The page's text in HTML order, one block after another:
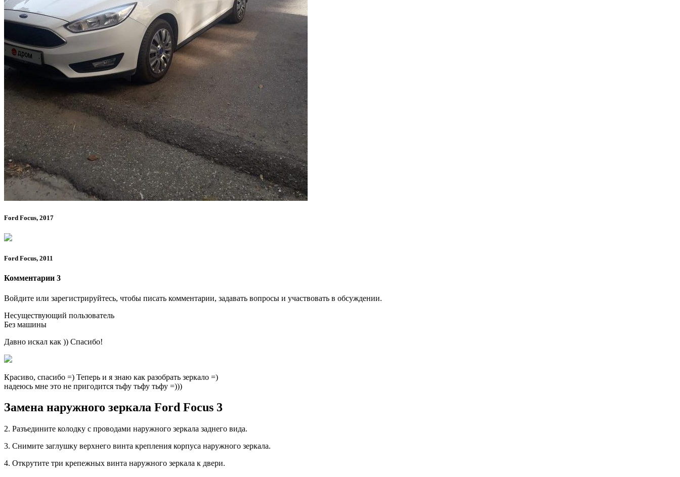
Ford Focus, 2017
Ford Focus, 2011
Комментарии 3
Войдите или зарегистрируйтесь, чтобы писать комментарии, задавать вопросы и участвовать в обсуждении.
Несуществующий пользователь
Без машины
Давно искал как )) Спасибо!
Красиво, спасибо =) Теперь и я знаю как разобрать зеркало =)
надеюсь мне это не пригодится тьфу тьфу тьфу =)))
Замена наружного зеркала Ford Focus 3
2. Разъедините колодку с проводами наружного зеркала заднего вида.
3. Снимите заглушку верхнего винта крепления корпуса наружного зеркала.
4. Открутите три крепежных винта наружного зеркала к двери.